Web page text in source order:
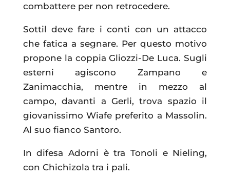
combattere per non retrocedere.
Sottil deve fare i conti con un attacco
che fatica a segnare. Per questo motivo
propone la coppia Gliozzi-De Luca. Sugli
esterni agiscono Zampano e
Zanimacchia, mentre in mezzo al
campo, davanti a Gerli, trova spazio il
giovanissimo Wiafe preferito a Massolin.
Al suo fianco Santoro.
In difesa Adorni è tra Tonoli e Nieling,
con Chichizola tra i pali.